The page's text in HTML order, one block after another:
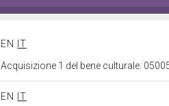
EN
IT
Acquisizione 1 del bene culturale:
EN
IT